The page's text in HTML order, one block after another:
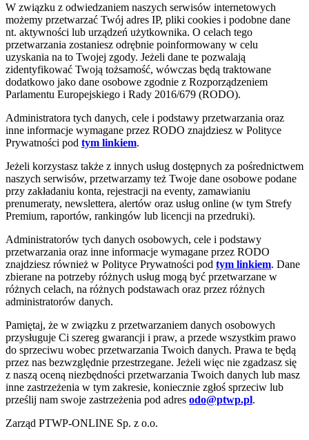
W związku z odwiedzaniem naszych serwisów internetowych
możemy przetwarzać Twój adres IP, pliki cookies i podobne dane
nt. aktywności lub urządzeń użytkownika. O celach tego
przetwarzania zostaniesz odrębnie poinformowany w celu
uzyskania na to Twojej zgody. Jeżeli dane te pozwalają
zidentyfikować Twoją tożsamość, wówczas będą traktowane
dodatkowo jako dane osobowe zgodnie z Rozporządzeniem
Parlamentu Europejskiego i Rady 2016/679 (RODO).
Administratora tych danych, cele i podstawy przetwarzania oraz
inne informacje wymagane przez RODO znajdziesz w Polityce
Prywatności pod tym linkiem.
Jeżeli korzystasz także z innych usług dostępnych za pośrednictwem
naszych serwisów, przetwarzamy też Twoje dane osobowe podane
przy zakładaniu konta, rejestracji na eventy, zamawianiu
prenumeraty, newslettera, alertów oraz usług online (w tym Strefy
Premium, raportów, rankingów lub licencji na przedruki).
Administratorów tych danych osobowych, cele i podstawy
przetwarzania oraz inne informacje wymagane przez RODO
znajdziesz również w Polityce Prywatności pod tym linkiem. Dane
zbierane na potrzeby różnych usług mogą być przetwarzane w
różnych celach, na różnych podstawach oraz przez różnych
administratorów danych.
Pamiętaj, że w związku z przetwarzaniem danych osobowych
przysługuje Ci szereg gwarancji i praw, a przede wszystkim prawo
do sprzeciwu wobec przetwarzania Twoich danych. Prawa te będą
przez nas bezwzględnie przestrzegane. Jeżeli więc nie zgadzasz się
z naszą oceną niezbędności przetwarzania Twoich danych lub masz
inne zastrzeżenia w tym zakresie, koniecznie zgłoś sprzeciw lub
prześlij nam swoje zastrzeżenia pod adres odo@ptwp.pl.
Zarząd PTWP-ONLINE Sp. z o.o.